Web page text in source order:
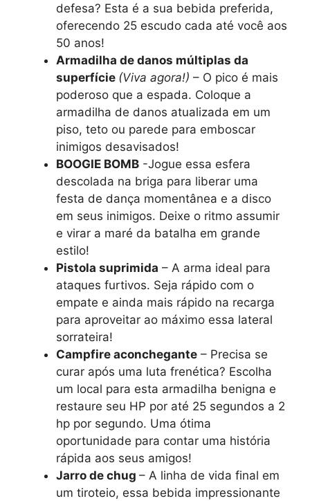
defesa? Esta é a sua bebida preferida,
oferecendo 25 escudo cada até você aos
50 anos!
Armadilha de danos múltiplas da
superfície (Viva agora!) – O pico é mais
poderoso que a espada. Coloque a
armadilha de danos atualizada em um
piso, teto ou parede para emboscar
inimigos desavisados!
BOOGIE BOMB -Jogue essa esfera
descolada na briga para liberar uma
festa de dança momentânea e a disco
em seus inimigos. Deixe o ritmo assumir
e virar a maré da batalha em grande
estilo!
Pistola suprimida – A arma ideal para
ataques furtivos. Seja rápido com o
empate e ainda mais rápido na recarga
para aproveitar ao máximo essa lateral
sorrateira!
Campfire aconchegante – Precisa se
curar após uma luta frenética? Escolha
um local para esta armadilha benigna e
restaure seu HP por até 25 segundos a 2
hp por segundo. Uma ótima
oportunidade para contar uma história
rápida aos seus amigos!
Jarro de chug – A linha de vida final em
um tiroteio, essa bebida impressionante